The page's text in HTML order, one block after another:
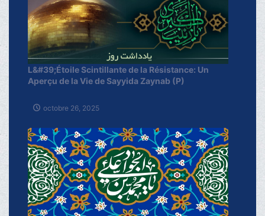
L&#39;Étoile Scintillante de la Résistance: Un
Aperçu de la Vie de Sayyida Zaynab (P)
octobre 26, 2025